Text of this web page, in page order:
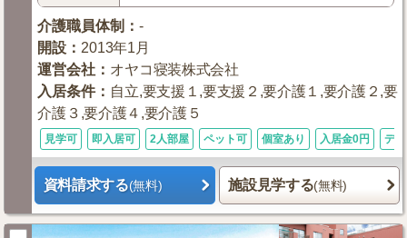
介護職員体制 ：-
開設 ： 2013年1月
運営会社 ： オヤコ寝装株式会社
入居条件： 自立,要支援１,要支援２,要介護１,要介護２,要
介護３,要介護４,要介護５
見学可 即入居可 2人部屋 ペット可 個室あり 入居金0円 デ
資料請求する(無料) 施設見学する(無料)